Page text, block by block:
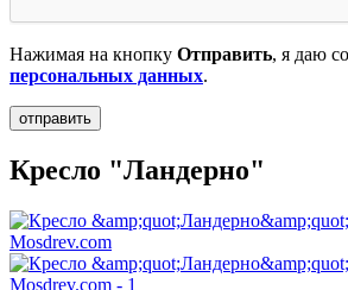
Нажимая на кнопку Отправить, я даю
персональных данных.
Кресло "Ландерно"